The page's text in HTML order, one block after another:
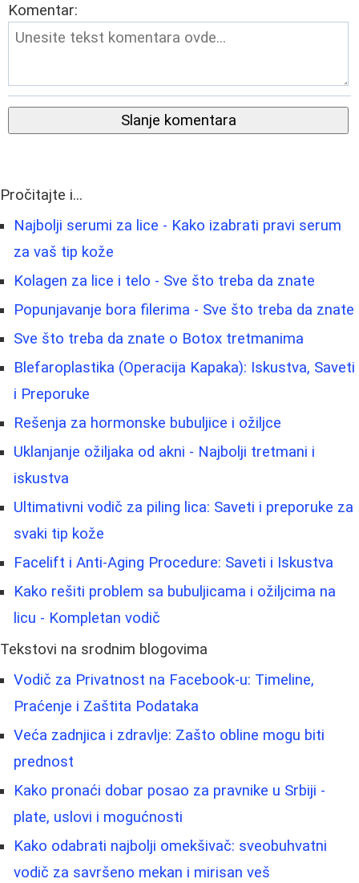
Komentar:
Slanje komentara
Pročitajte i...
Najbolji serumi za lice - Kako izabrati pravi serum
za vaš tip kože
Kolagen za lice i telo - Sve što treba da znate
Popunjavanje bora filerima - Sve što treba da znate
Sve što treba da znate o Botox tretmanima
Blefaroplastika (Operacija Kapaka): Iskustva, Saveti
i Preporuke
Rešenja za hormonske bubuljice i ožiljce
Uklanjanje ožiljaka od akni - Najbolji tretmani i
iskustva
Ultimativni vodič za piling lica: Saveti i preporuke za
svaki tip kože
Facelift i Anti-Aging Procedure: Saveti i Iskustva
Kako rešiti problem sa bubuljicama i ožiljcima na
licu - Kompletan vodič
Tekstovi na srodnim blogovima
Vodič za Privatnost na Facebook-u: Timeline,
Praćenje i Zaštita Podataka
Veća zadnjica i zdravlje: Zašto obline mogu biti
prednost
Kako pronaći dobar posao za pravnike u Srbiji -
plate, uslovi i mogućnosti
Kako odabrati najbolji omekšivač: sveobuhvatni
vodič za savršeno mekan i mirisan veš